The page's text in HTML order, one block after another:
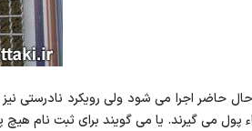
حاضر اجرا می شود ولی رویکرد نادرستی
پول می گیرند. یا می گویند برای ثبت نام